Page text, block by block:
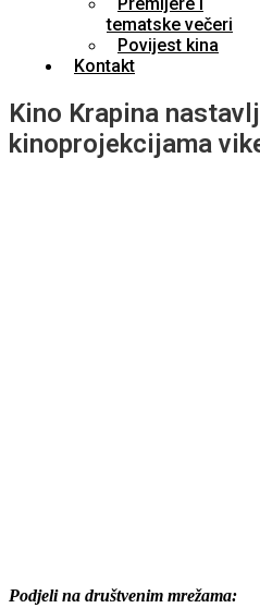
tematske večeri
Povijest kina
Kontakt
Kino Krapina
kinoprojekcijama
Podjeli na društvenim mrežama: